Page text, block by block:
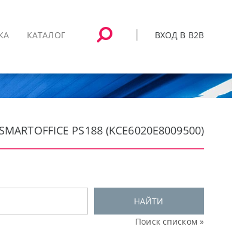
ВХОД В B2B
КАТАЛОГ
PS188 (KCE6020E8009500)
НАЙТИ
Поиск списком »